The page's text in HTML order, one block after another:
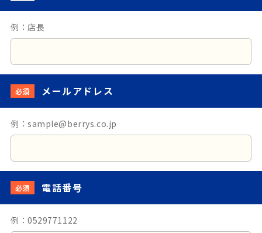
例：店長
必須 メールアドレス
例：sample@berrys.co.jp
必須 電話番号
例：0529771122